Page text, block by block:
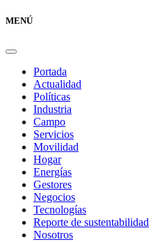
MENÚ
Portada
Actualidad
Políticas
Industria
Campo
Servicios
Movilidad
Hogar
Energías
Gestores
Negocios
Tecnologías
Reporte de sustentabilidad
Nosotros